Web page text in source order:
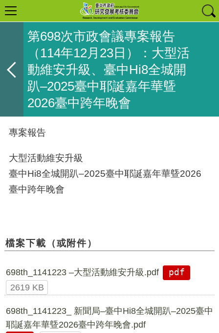
第698次市政會議專案報告
（114年12月23日）：大型活
動維安升級、臺中Hi8全城開
趴–2025臺中耶誕嘉年華曁
2026臺中跨年晚會
專案報告
大型活動維安升級
臺中Hi8全城開趴–2025臺中耶誕嘉年華曁2026
臺中跨年晚會
檔案下載（或附件）
698th_1141223 –大型活動維安升級.pdf
pdf
2619 KB
698th_1141223_ 新聞局–臺中Hi8全城開趴–2025臺中
耶誕嘉年華曁2026臺中跨年晚會.pdf